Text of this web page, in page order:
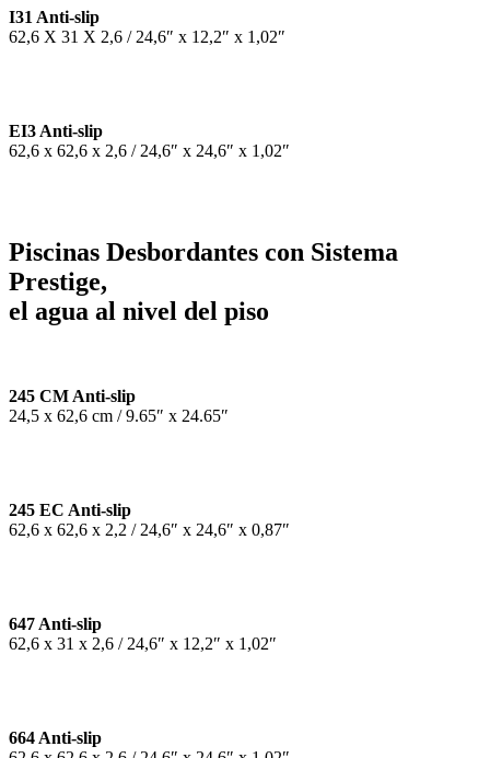
I31 Anti-slip
62,6 X 31 X 2,6 / 24,6″ x 12,2″ x 1,02″
EI3 Anti-slip
62,6 x 62,6 x 2,6 / 24,6″ x 24,6″ x 1,02″
Piscinas Desbordantes con Sistema
Prestige,
el agua al nivel del piso
245 CM Anti-slip
24,5 x 62,6 cm / 9.65″ x 24.65″
245 EC Anti-slip
62,6 x 62,6 x 2,2 / 24,6″ x 24,6″ x 0,87″
647 Anti-slip
62,6 x 31 x 2,6 / 24,6″ x 12,2″ x 1,02″
664 Anti-slip